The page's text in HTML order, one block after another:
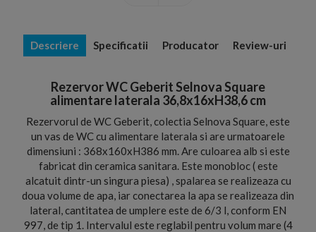
Descriere Specificatii Producator Review-uri
Rezervor WC Geberit Selnova Square
alimentare laterala 36,8x16xH38,6 cm
Rezervorul de WC Geberit, colectia Selnova Square, este
un vas de WC cu alimentare laterala si are urmatoarele
dimensiuni : 368x160xH386 mm. Are culoarea alb si este
fabricat din ceramica sanitara. Este monobloc ( este
alcatuit dintr-un singura piesa) , spalarea se realizeaza cu
doua volume de apa, iar conectarea la apa se realizeaza din
lateral, cantitatea de umplere este de 6/3 l, conform EN
997, de tip 1. Intervalul este reglabil pentru volum mare (4